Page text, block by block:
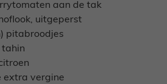
aan de tak
uitgeperst
pitabroodjes
tahin
extra vergine